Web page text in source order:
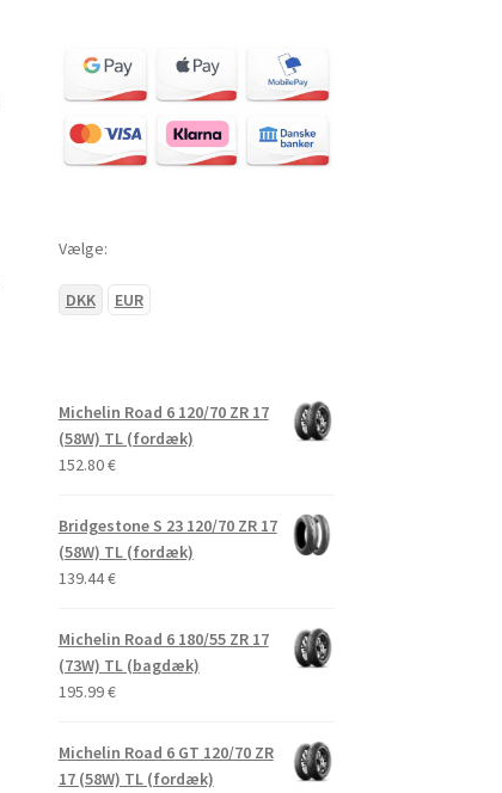
Vælge:
DKK EUR
Michelin Road 6 120/70 ZR 17
(58W) TL (fordæk)
152.80€
Bridgestone S 23 120/70 ZR 17
(58W) TL (fordæk)
139.44€
Michelin Road 6 180/55 ZR 17
(73W) TL (bagdæk)
195.99€
Michelin Road 6 GT 120/70 ZR
17 (58W) TL (fordæk)